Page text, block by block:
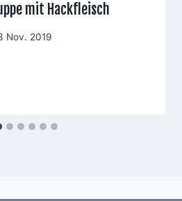
mit Hackfleisch
Nov. 2019